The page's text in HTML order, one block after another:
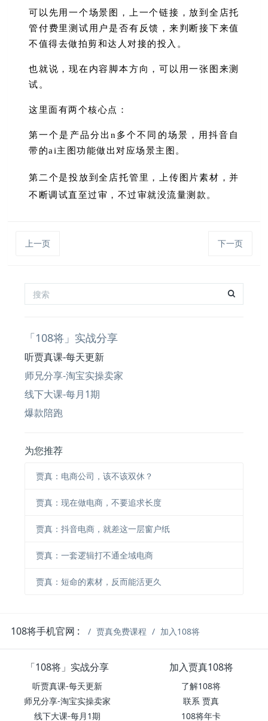
可以先用一个场景图，上一个链接，放到全店托
管付费里测试用户是否有反馈，来判断接下来值
不值得去做拍剪和达人对接的投入。
也就说，现在内容脚本方向，可以用一张图来测
试。
这里面有两个核心点：
第一个是产品分出n多个不同的场景，用抖音自
带的ai主图功能做出对应场景主图。
第二个是投放到全店托管里，上传图片素材，并
不断调试直至过审，不过审就没流量测款。
上一页 下一页
「108将」实战分享
听贾真课-每天更新
师兄分享-淘宝实操卖家
线下大课-每月1期
爆款陪跑
为您推荐
贾真：电商公司，该不该双休？
贾真：现在做电商，不要追求长度
贾真：抖音电商，就差这一层窗户纸
贾真：一套逻辑打不通全域电商
贾真：短命的素材，反而能活更久
108将手机官网 : 贾真免费课程 加入108将
「108将」实战分享
听贾真课-每天更新
师兄分享-淘宝实操卖家
线下大课-每月1期
加入贾真108将
了解108将
联系 贾真
108将年卡